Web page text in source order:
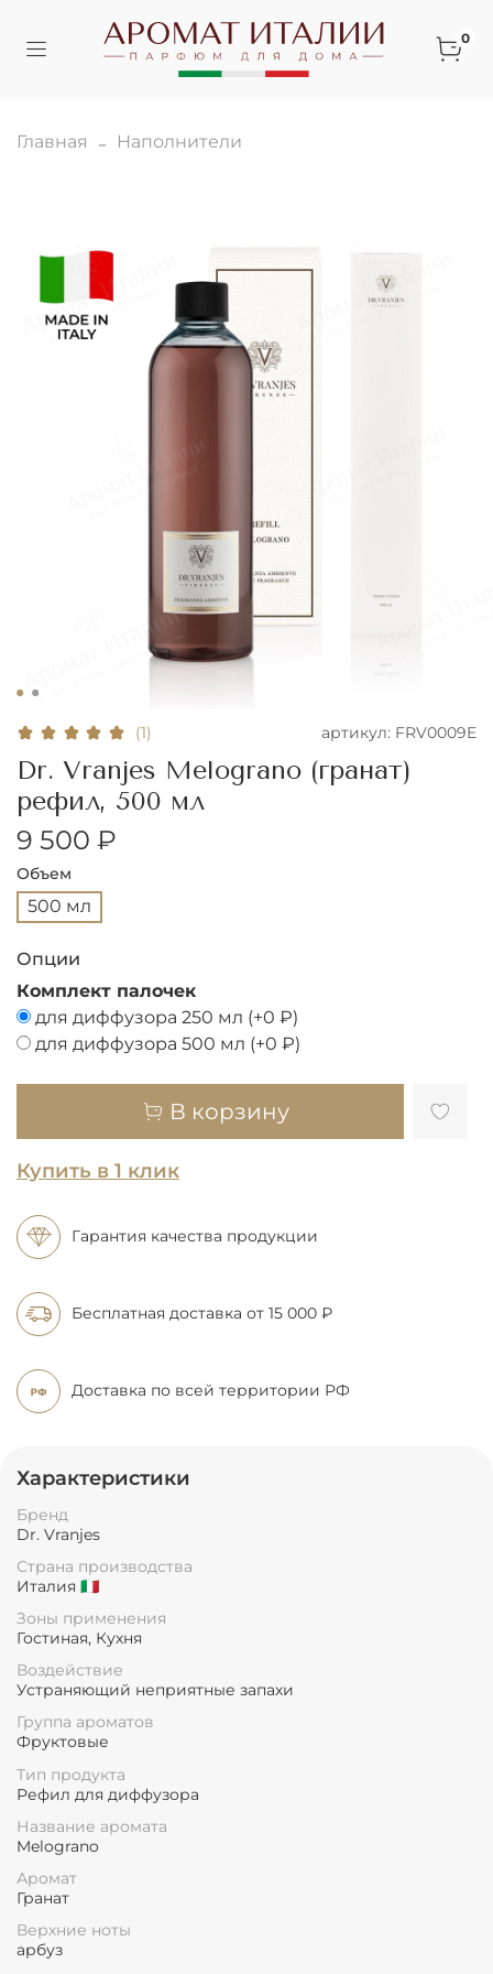
0
Главная Наполнители
(1) артикул: FRV0009E
Dr. Vranjes Melograno (гранат)
рефил, 500 мл
9 500 ₽
Объем
500 мл
Опции
Комплект палочек
для диффузора 250 мл (+0 ₽)
для диффузора 500 мл (+0 ₽)
В корзину
Купить в 1 клик
Гарантия качества продукции
Бесплатная доставка от 15 000 ₽
Доставка по всей территории РФ
Характеристики
Бренд
Dr. Vranjes
Страна производства
Италия 🇮🇹
Зоны применения
Гостиная, Кухня
Воздействие
Устраняющий неприятные запахи
Группа ароматов
Фруктовые
Тип продукта
Рефил для диффузора
Название аромата
Melograno
Аромат
Гранат
Верхние ноты
арбуз